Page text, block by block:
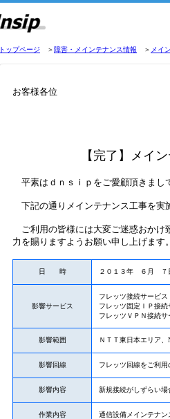
トップページ ＞障害・メインテナンス情報 ＞ メイ
お客様各位
【完了】 メイ
平素はｄｎｓｉｐをご愛顧頂きまし
下記の通りメインテナンス工事を実
ご利用の皆様には大変ご迷惑おかけ
力を賜りますようお願い申し上げます
日 時 ２０１３年 ６月
影響サービス
フレッツ接続サービス
フレッツ固定ＩＰ接続
フレッツＶＰＮ接続サ
影響範囲 ＮＴＴ東日本エリア
影響回線 フレッツ回線をご利
影響内容 新規接続がしずらい場
作業内容 通信設備メインテナン